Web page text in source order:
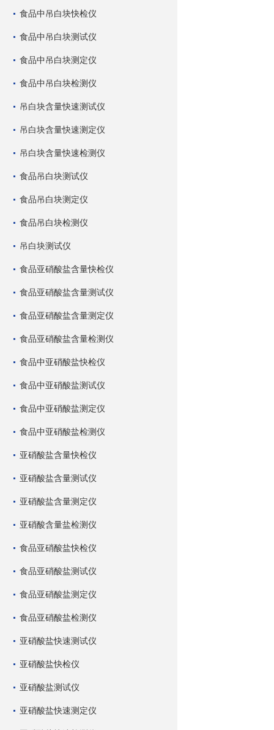
食品中吊白块快检仪
食品中吊白块测试仪
食品中吊白块测定仪
食品中吊白块检测仪
吊白块含量快速测试仪
吊白块含量快速测定仪
吊白块含量快速检测仪
食品吊白块测试仪
食品吊白块测定仪
食品吊白块检测仪
吊白块测试仪
食品亚硝酸盐含量快检仪
食品亚硝酸盐含量测试仪
食品亚硝酸盐含量测定仪
食品亚硝酸盐含量检测仪
食品中亚硝酸盐快检仪
食品中亚硝酸盐测试仪
食品中亚硝酸盐测定仪
食品中亚硝酸盐检测仪
亚硝酸盐含量快检仪
亚硝酸盐含量测试仪
亚硝酸盐含量测定仪
亚硝酸含量盐检测仪
食品亚硝酸盐快检仪
食品亚硝酸盐测试仪
食品亚硝酸盐测定仪
食品亚硝酸盐检测仪
亚硝酸盐快速测试仪
亚硝酸盐快检仪
亚硝酸盐测试仪
亚硝酸盐快速测定仪